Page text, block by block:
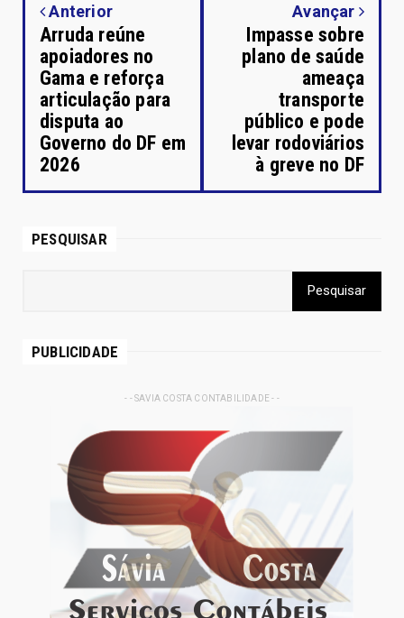
Anterior
Arruda reúne
apoiadores no
Gama e reforça
articulação para
disputa ao
Governo do DF em
2026
Avançar
Impasse sobre
plano de saúde
ameaça
transporte
público e pode
levar rodoviários
à greve no DF
PESQUISAR
PUBLICIDADE
- - SAVIA COSTA CONTABILIDADE - -